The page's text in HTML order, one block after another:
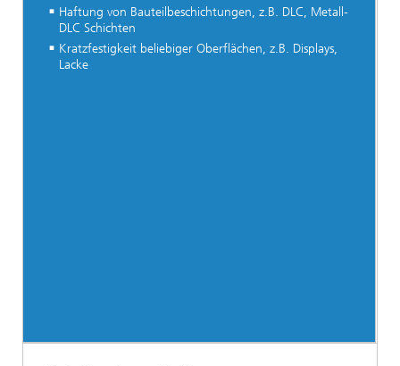
Haftung von Bauteilbeschichtungen, z.B. DLC, Metall-
DLC Schichten
Kratzfestigkeit beliebiger Oberflächen, z.B. Displays,
Lacke